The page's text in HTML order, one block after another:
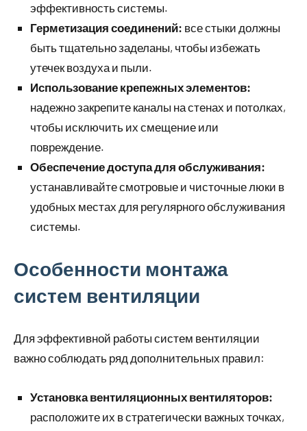
эффективность системы.
Герметизация соединений: все стыки должны
быть тщательно заделаны, чтобы избежать
утечек воздуха и пыли.
Использование крепежных элементов:
надежно закрепите каналы на стенах и потолках,
чтобы исключить их смещение или
повреждение.
Обеспечение доступа для обслуживания:
устанавливайте смотровые и чисточные люки в
удобных местах для регулярного обслуживания
системы.
Особенности монтажа
систем вентиляции
Для эффективной работы систем вентиляции
важно соблюдать ряд дополнительных правил:
Установка вентиляционных вентиляторов:
расположите их в стратегически важных точках,